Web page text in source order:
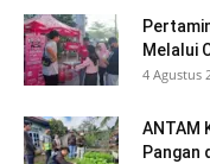
Melalui
4 Agustus
ANTAM
Pangan